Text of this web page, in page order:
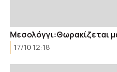
Μεσολόγγι:Θωρακίζεται
17/10 12:18